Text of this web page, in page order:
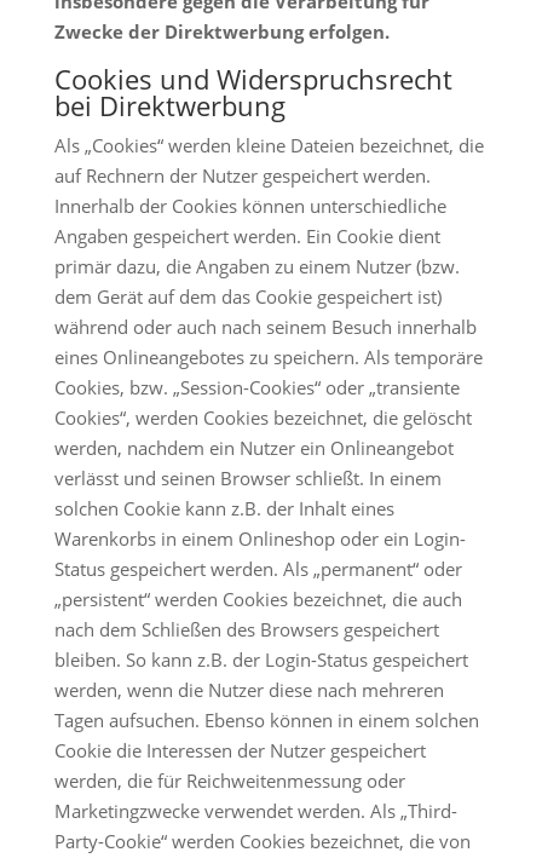
Zwecke der Direktwerbung erfolgen.
Cookies und Widerspruchsrecht
bei Direktwerbung
Als „Cookies“ werden kleine Dateien bezeichnet, die
auf Rechnern der Nutzer gespeichert werden.
Innerhalb der Cookies können unterschiedliche
Angaben gespeichert werden. Ein Cookie dient
primär dazu, die Angaben zu einem Nutzer (bzw.
dem Gerät auf dem das Cookie gespeichert ist)
während oder auch nach seinem Besuch innerhalb
eines Onlineangebotes zu speichern. Als temporäre
Cookies, bzw. „Session-Cookies“ oder „transiente
Cookies“, werden Cookies bezeichnet, die gelöscht
werden, nachdem ein Nutzer ein Onlineangebot
verlässt und seinen Browser schließt. In einem
solchen Cookie kann z.B. der Inhalt eines
Warenkorbs in einem Onlineshop oder ein Login-
Status gespeichert werden. Als „permanent“ oder
„persistent“ werden Cookies bezeichnet, die auch
nach dem Schließen des Browsers gespeichert
bleiben. So kann z.B. der Login-Status gespeichert
werden, wenn die Nutzer diese nach mehreren
Tagen aufsuchen. Ebenso können in einem solchen
Cookie die Interessen der Nutzer gespeichert
werden, die für Reichweitenmessung oder
Marketingzwecke verwendet werden. Als „Third-
Party-Cookie“ werden Cookies bezeichnet, die von